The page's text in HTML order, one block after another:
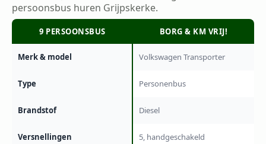
persoonsbus huren Grijpskerke.
9 PERSOONSBUS BORG & KM VRIJ!
Merk & model Volkswagen Transporter
Type Personenbus
Brandstof Diesel
Versnellingen 5, handgeschakeld